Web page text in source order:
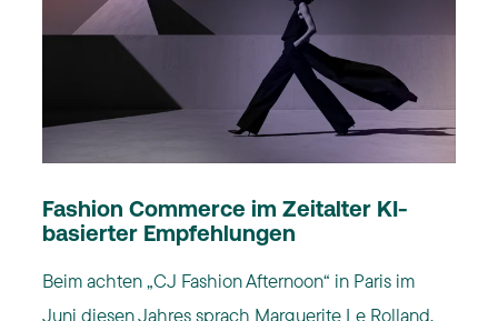
Fashion Commerce im Zeitalter KI-
basierter Empfehlungen
Beim achten „CJ Fashion Afternoon“ in Paris im
Juni diesen Jahres sprach Marguerite Le Rolland,